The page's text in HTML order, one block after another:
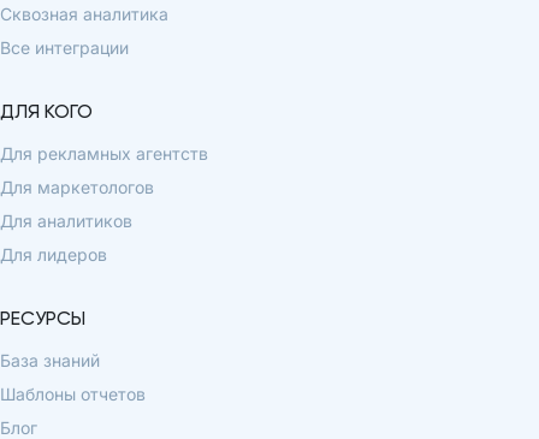
Сквозная аналитика
Все интеграции
ДЛЯ КОГО
Для рекламных агентств
Для маркетологов
Для аналитиков
Для лидеров
РЕСУРСЫ
База знаний
Шаблоны отчетов
Блог